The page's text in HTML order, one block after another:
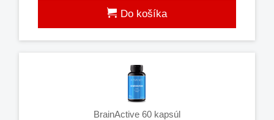
Do košíka
BrainActive 60 kapsúl